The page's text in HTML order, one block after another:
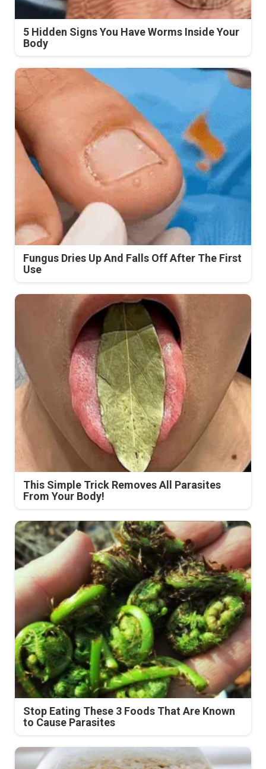
5 Hidden Signs You Have Worms Inside Your
Body
Fungus Dries Up And Falls Off After The First
Use
This Simple Trick Removes All Parasites
From Your Body!
Stop Eating These 3 Foods That Are Known
to Cause Parasites